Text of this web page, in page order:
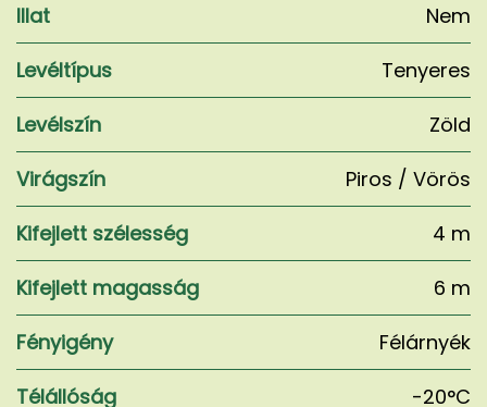
Illat
Nem
Levéltípus
Tenyeres
Levélszín
Zöld
Virágszín
Piros / Vörös
Kifejlett szélesség
4 m
Kifejlett magasság
6 m
Fényigény
Félárnyék
Télállóság
-20°C